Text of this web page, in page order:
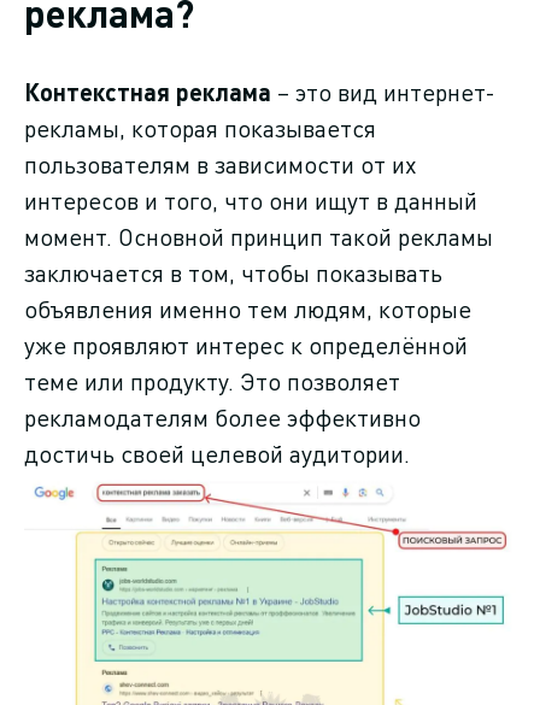
реклама?
Контекстная реклама – это вид интернет-
рекламы, которая показывается
пользователям в зависимости от их
интересов и того, что они ищут в данный
момент. Основной принцип такой рекламы
заключается в том, чтобы показывать
объявления именно тем людям, которые
уже проявляют интерес к определённой
теме или продукту. Это позволяет
рекламодателям более эффективно
достичь своей целевой аудитории.